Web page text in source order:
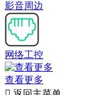
影音周边
网络工控
查看更多